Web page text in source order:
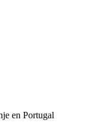
en Portugal